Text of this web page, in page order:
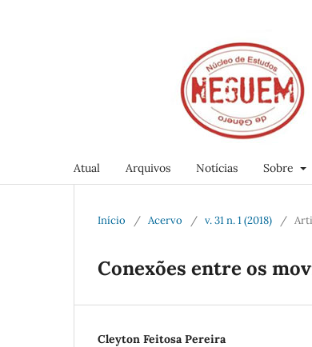
Atual Arquivos Notícias Sobre
Início / Acervo / v. 31 n. 1 (2018) /
Conexões entre os
Cleyton Feitosa Pereira